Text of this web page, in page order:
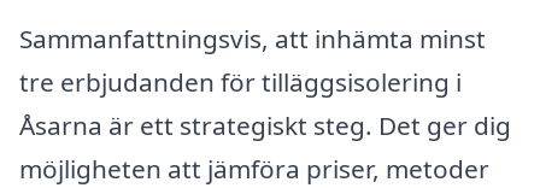
Sammanfattningsvis, att inhämta minst
tre erbjudanden för tilläggsisolering i
Åsarna är ett strategiskt steg. Det ger dig
möjligheten att jämföra priser, metoder